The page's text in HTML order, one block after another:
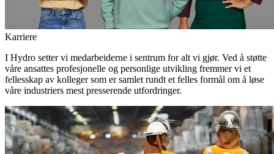
Karriere
I Hydro setter vi medarbeiderne i sentrum for alt vi gjør. Ved å støtte
våre ansattes profesjonelle og personlige utvikling fremmer vi et
fellesskap av kolleger som er samlet rundt et felles formål om å løse
våre industriers mest presserende utfordringer.